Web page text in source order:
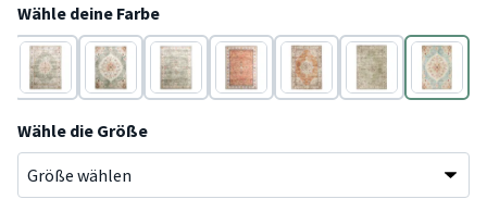
Wähle deine Farbe
TerracottaTerracottaTerracottaTerracottaTerracottaGrün
Blau
Wähle die Größe